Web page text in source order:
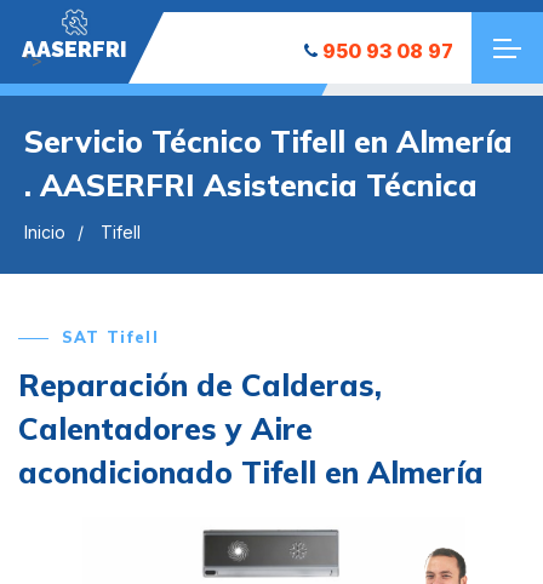
AASERFRI
"> 950 93 08 97
Servicio Técnico Tifell en Almería
. AASERFRI Asistencia Técnica
Inicio Tifell
SAT Tifell
Reparación de Calderas,
Calentadores y Aire
acondicionado Tifell en Almería